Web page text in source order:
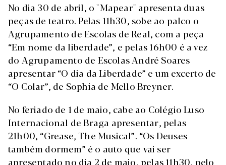
No dia 30 de abril, o "Mapear" apresenta duas
peças de teatro. Pelas 11h30, sobe ao palco o
Agrupamento de Escolas de Real, com a peça
“Em nome da liberdade”, e pelas 16h00 é a vez
do Agrupamento de Escolas André Soares
apresentar “O dia da Liberdade” e um excerto de
“O Colar”, de Sophia de Mello Breyner.
No feriado de 1 de maio, cabe ao Colégio Luso
Internacional de Braga apresentar, pelas
21h00, “Grease, The Musical”. “Os Deuses
também dormem” é o auto que vai ser
apresentado no dia 2 de maio, pelas 11h30, pelo